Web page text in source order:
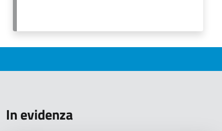
In evidenza